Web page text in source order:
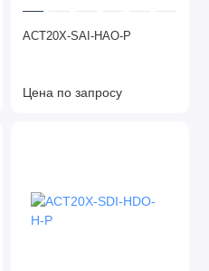
ACT20X-SAI-HAO-P
Цена по запросу